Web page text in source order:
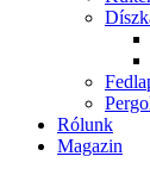
Rólunk
Magazin